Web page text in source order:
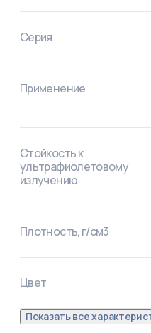
Серия
Применение
Стойкость к
ультрафиолетовому
излучению
Плотность, г/см3
Цвет
Показать все